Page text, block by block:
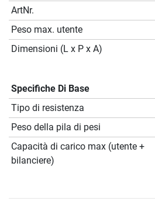
ArtNr.
Peso max. utente
Dimensioni (L x P x A)
Specifiche Di Base
Tipo di resistenza
Peso della pila di pesi
Capacità di carico max (utente +
bilanciere)